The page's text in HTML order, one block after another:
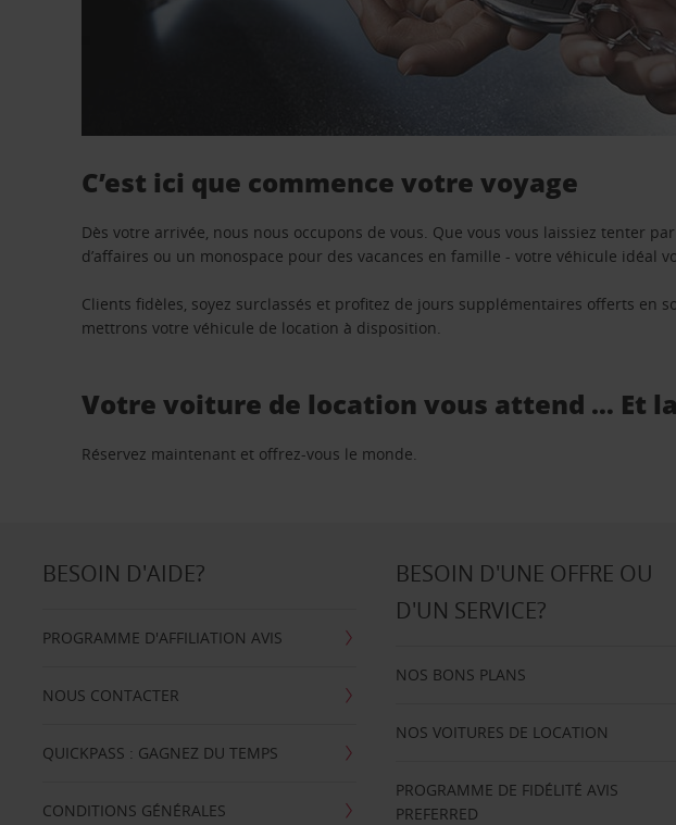
C’est ici que commence votre voyage
Dès votre arrivée, nous nous occupons de vous. Que vous vous laissiez tenter
d’affaires ou un monospace pour des vacances en famille - votre véhicule idéal
Clients fidèles, soyez surclassés et profitez de jours supplémentaires offerts en
mettrons votre véhicule de location à disposition.
Votre voiture de location vous attend … Et
Réservez maintenant et offrez-vous le monde.
BESOIN D'AIDE?
PROGRAMME D'AFFILIATION AVIS
NOUS CONTACTER
QUICKPASS : GAGNEZ DU TEMPS
CONDITIONS GÉNÉRALES
BESOIN D'UNE OFFRE OU
D'UN SERVICE?
NOS BONS PLANS
NOS VOITURES DE LOCATION
PROGRAMME DE FIDÉLITÉ AVIS
PREFERRED